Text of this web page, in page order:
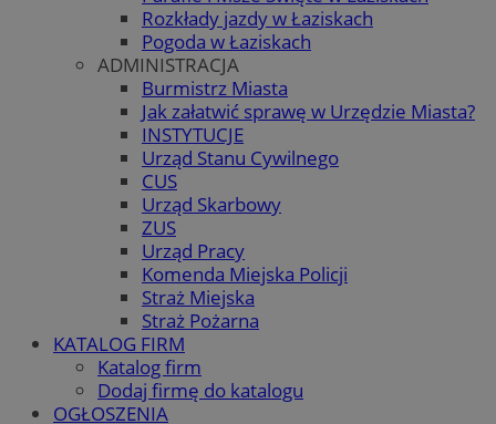
Rozkłady jazdy w Łaziskach
Pogoda w Łaziskach
ADMINISTRACJA
Burmistrz Miasta
Jak załatwić sprawę w Urzędzie Miasta?
INSTYTUCJE
Urząd Stanu Cywilnego
CUS
Urząd Skarbowy
ZUS
Urząd Pracy
Komenda Miejska Policji
Straż Miejska
Straż Pożarna
KATALOG FIRM
Katalog firm
Dodaj firmę do katalogu
OGŁOSZENIA